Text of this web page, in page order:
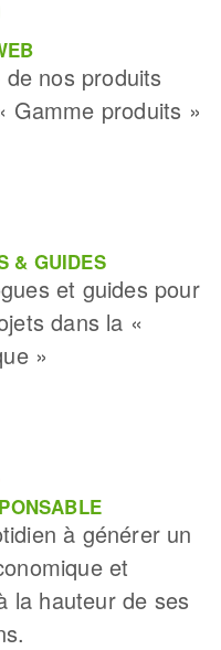
de nos produits
Gamme produits »
& GUIDES
et guides pour
dans la «
»
à générer un
et
la hauteur de ses